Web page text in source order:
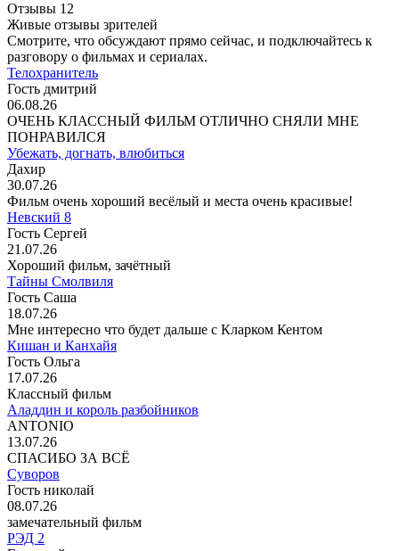
Отзывы 12
Живые отзывы зрителей
Смотрите, что обсуждают прямо сейчас, и подключайтесь к
разговору о фильмах и сериалах.
Телохранитель
Гость дмитрий
06.08.26
ОЧЕНЬ КЛАССНЫЙ ФИЛЬМ ОТЛИЧНО СНЯЛИ МНЕ
ПОНРАВИЛСЯ
Убежать, догнать, влюбиться
Дахир
30.07.26
Фильм очень хороший весёлый и места очень красивые!
Невский 8
Гость Сергей
21.07.26
Хороший фильм, зачётный
Тайны Смолвиля
Гость Саша
18.07.26
Мне интересно что будет дальше с Кларком Кентом
Кишан и Канхайя
Гость Ольга
17.07.26
Классный фильм
Аладдин и король разбойников
ANTONIO
13.07.26
СПАСИБО ЗА ВСЁ
Суворов
Гость николай
08.07.26
замечательный фильм
РЭД 2